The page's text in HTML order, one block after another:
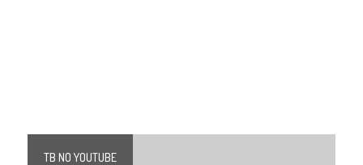
TB NO YOUTUBE